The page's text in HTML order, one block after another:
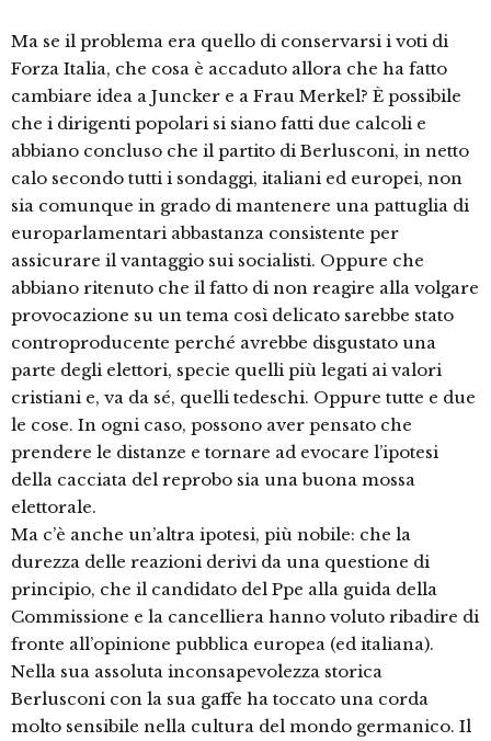
Ma se il problema era quello di conservarsi i voti di
Forza Italia, che cosa è accaduto allora che ha fatto
cambiare idea a Juncker e a Frau Merkel? È possibile
che i dirigenti popolari si siano fatti due calcoli e
abbiano concluso che il partito di Berlusconi, in netto
calo secondo tutti i sondaggi, italiani ed europei, non
sia comunque in grado di mantenere una pattuglia di
europarlamentari abbastanza consistente per
assicurare il vantaggio sui socialisti. Oppure che
abbiano ritenuto che il fatto di non reagire alla volgare
provocazione su un tema così delicato sarebbe stato
controproducente perché avrebbe disgustato una
parte degli elettori, specie quelli più legati ai valori
cristiani e, va da sé, quelli tedeschi. Oppure tutte e due
le cose. In ogni caso, possono aver pensato che
prendere le distanze e tornare ad evocare l’ipotesi
della cacciata del reprobo sia una buona mossa
elettorale.
Ma c’è anche un’altra ipotesi, più nobile: che la
durezza delle reazioni derivi da una questione di
principio, che il candidato del Ppe alla guida della
Commissione e la cancelliera hanno voluto ribadire di
fronte all’opinione pubblica europea (ed italiana).
Nella sua assoluta inconsapevolezza storica
Berlusconi con la sua gaffe ha toccato una corda
molto sensibile nella cultura del mondo germanico. Il